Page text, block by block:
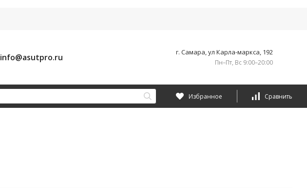
info@asutpro.ru г. Самара, ул Карла-маркса, 192
Пн–Пт, Вс 9:00–20:00
Избранное Сравнить